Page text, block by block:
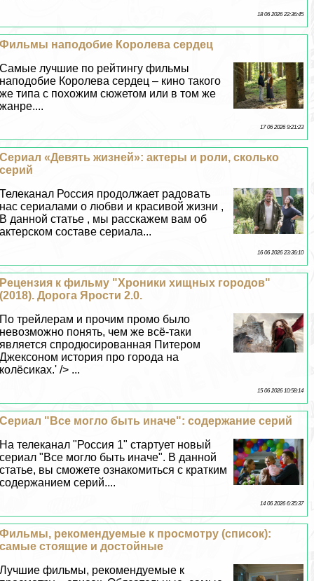
18 06 2026 22:36:45
Фильмы наподобие Королева сердец
Самые лучшие по рейтингу фильмы
наподобие Королева сердец – кино такого
же типа с похожим сюжетом или в том же
жанре....
17 06 2026 9:21:23
Сериал «Девять жизней»: актеры и роли, сколько
серий
Телеканал Россия продолжает радовать
нас сериалами о любви и красивой жизни ,
В данной статье , мы расскажем вам об
актерском составе сериала...
16 06 2026 23:36:10
Рецензия к фильму "Хроники хищных городов"
(2018). Дорога Ярости 2.0.
По трейлерам и прочим промо было
невозможно понять, чем же всё-таки
является спродюсированная Питером
Джексоном история про города на
колёсиках.' /> ...
15 06 2026 10:58:14
Сериал "Все могло быть иначе": содержание серий
На телеканал "Россия 1" стартует новый
сериал "Все могло быть иначе". В данной
статье, вы сможете ознакомиться с кратким
содержанием серий....
14 06 2026 6:35:37
Фильмы, рекомендуемые к просмотру (список):
самые стоящие и достойные
Лучшие фильмы, рекомендуемые к